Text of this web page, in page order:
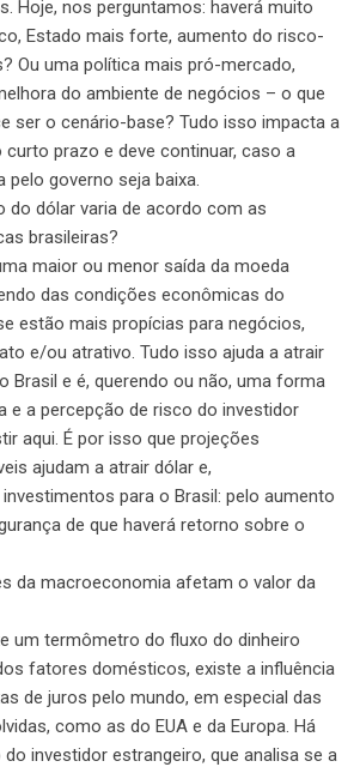
Hoje, nos perguntamos: haverá muito
Estado mais forte, aumento do risco-
Ou uma política mais pró-mercado,
do ambiente de negócios – o que
ser o cenário-base? Tudo isso impacta a
prazo e deve continuar, caso a
pelo governo seja baixa.
do dólar varia de acordo com as
brasileiras?
maior ou menor saída da moeda
das condições econômicas do
estão mais propícias para negócios,
e/ou atrativo. Tudo isso ajuda a atrair
Brasil e é, querendo ou não, uma forma
e a percepção de risco do investidor
aqui. É por isso que projeções
ajudam a atrair dólar e,
para o Brasil: pelo aumento
de que haverá retorno sobre o
da macroeconomia afetam o valor da
um termômetro do fluxo do dinheiro
fatores domésticos, existe a influência
de juros pelo mundo, em especial das
como as do EUA e da Europa. Há
investidor estrangeiro, que analisa se a